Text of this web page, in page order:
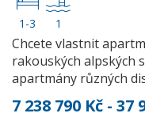
1-3 1
Chcete vlastnit
rakouských alpských
apartmány různých
7 238 790 Kč - 37